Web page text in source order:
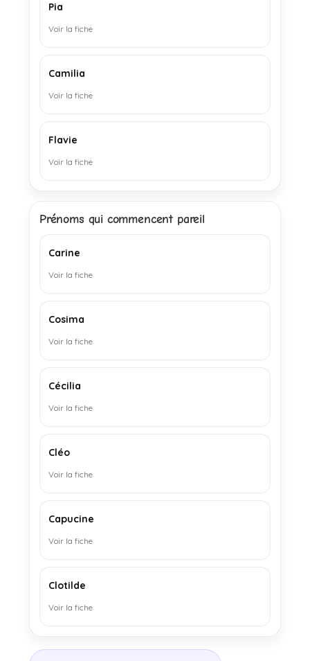
Pia
Voir la fiche
Camilia
Voir la fiche
Flavie
Voir la fiche
Prénoms qui commencent pareil
Carine
Voir la fiche
Cosima
Voir la fiche
Cécilia
Voir la fiche
Cléo
Voir la fiche
Capucine
Voir la fiche
Clotilde
Voir la fiche